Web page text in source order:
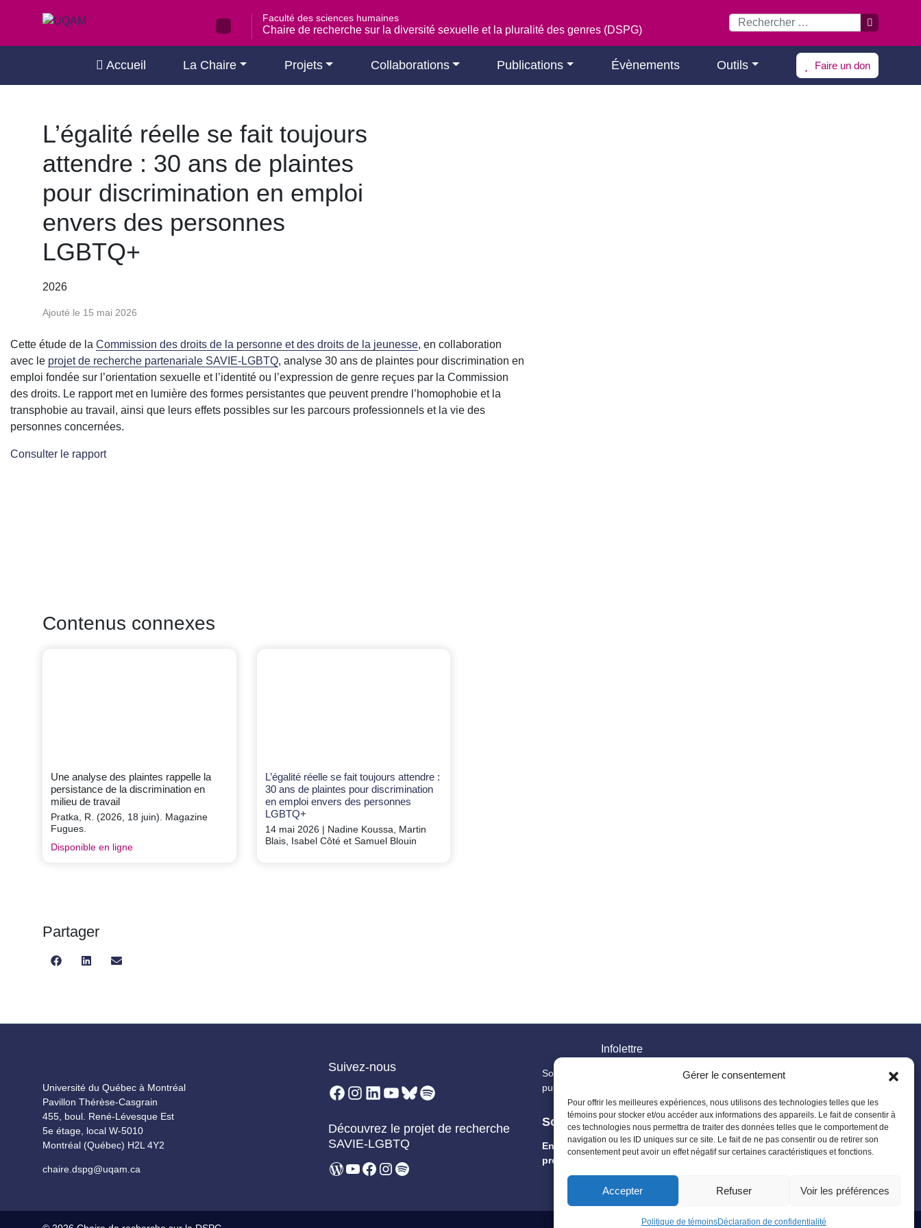
Gérer le consentement
Pour offrir les meilleures expériences, nous utilisons des technologies telles que les
témoins pour stocker et/ou accéder aux informations des appareils. Le fait de consentir à
ces technologies nous permettra de traiter des données telles que le comportement de
navigation ou les ID uniques sur ce site. Le fait de ne pas consentir ou de retirer son
consentement peut avoir un effet négatif sur certaines caractéristiques et fonctions.
Accepter Refuser Voir les préférences
Politique de témoinsDéclaration de confidentialité
Faculté des sciences humaines
Chaire de recherche sur la diversité sexuelle et la pluralité des genres (DSPG)
Accueil La Chaire Projets Collaborations Publications Évènements Outils Faire un don
L’égalité réelle se fait toujours
attendre : 30 ans de plaintes
pour discrimination en emploi
envers des personnes
LGBTQ+
2026
Ajouté le 15 mai 2026
Cette étude de la Commission des droits de la personne et des droits de la jeunesse, en collaboration
avec le projet de recherche partenariale SAVIE-LGBTQ, analyse 30 ans de plaintes pour discrimination en
emploi fondée sur l’orientation sexuelle et l’identité ou l’expression de genre reçues par la Commission
des droits. Le rapport met en lumière des formes persistantes que peuvent prendre l’homophobie et la
transphobie au travail, ainsi que leurs effets possibles sur les parcours professionnels et la vie des
personnes concernées.
Consulter le rapport
Contenus connexes
Une analyse des plaintes rappelle la
persistance de la discrimination en
milieu de travail
Pratka, R. (2026, 18 juin). Magazine
Fugues.
Disponible en ligne
L’égalité réelle se fait toujours attendre :
30 ans de plaintes pour discrimination
en emploi envers des personnes
LGBTQ+
14 mai 2026 | Nadine Koussa, Martin
Blais, Isabel Côté et Samuel Blouin
Partager
Share
ShareShare
Université du Québec à Montréal
Pavillon Thérèse-Casgrain
455, boul. René-Lévesque Est
5e étage, local W-5010
Montréal (Québec) H2L 4Y2
chaire.dspg@uqam.ca
Suivez-nous
Facebook
Instagram
LinkedIn
YouTube
Bluesky
Spotify
Découvrez le projet de recherche
SAVIE-LGBTQ
WordPress
YouTube
Facebook
Instagram
Spotify
Infolettre
Soyez les premier·ères à être au courant des prochains évènements,
publications, appels à participation et bien plus!
Soutenez la formation des étudiant·es
Encouragez un généreux
programme de bourses
Faire un don